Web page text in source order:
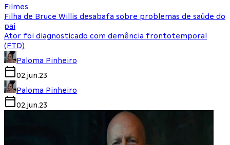
Filmes
Filha de Bruce Willis desabafa sobre problemas de saúde do
pai
Ator foi diagnosticado com demência frontotemporal
(FTD)
Paloma Pinheiro
02.jun.23
Paloma Pinheiro
02.jun.23